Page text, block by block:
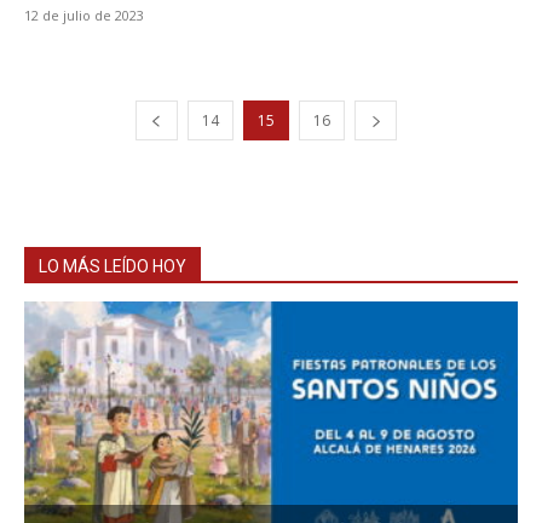
12 de julio de 2023
14 15 16
LO MÁS LEÍDO HOY